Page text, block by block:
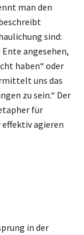
man den
sind:
angesehen,
haben“ oder
uns das
zu sein.“ Der
für
agieren
in der